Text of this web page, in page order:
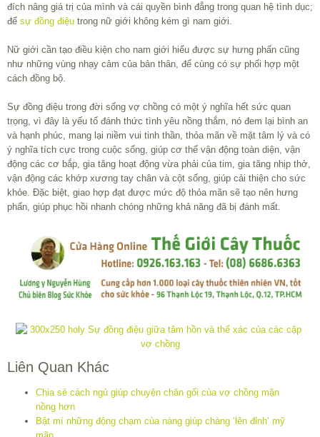
đích nâng giá trị của mình và cái quyền bình đẳng trong quan hệ tình dục;
để sự đồng điệu trong nữ giới không kém gì nam giới.
Nữ giới cần tạo điều kiện cho nam giới hiểu được sự hưng phấn cũng
như những vùng nhạy cảm của bản thân, để cùng có sự phối hợp một
cách đồng bộ.
Sự đồng điệu trong đời sống vợ chồng có một ý nghĩa hết sức quan
trọng, vì đây là yếu tố đánh thức tình yêu nồng thắm, nó đem lại bình an
và hạnh phúc, mang lại niềm vui tinh thần, thỏa mãn về mặt tâm lý và có
ý nghĩa tích cực trong cuộc sống, giúp cơ thể vận động toàn diện, vận
động các cơ bắp, gia tăng hoạt động vừa phải của tim, gia tăng nhịp thở,
vận động các khớp xương tay chân và cột sống, giúp cải thiện cho sức
khỏe. Đặc biệt, giao hợp đạt được mức độ thỏa mãn sẽ tạo nên hưng
phấn, giúp phục hồi nhanh chóng những khả năng đã bị đánh mất.
Liên Quan Khác
Chia sẻ cách ngủ giúp chuyện chăn gối của vợ chồng mặn
nồng hơn
Bật mí những động chạm của nàng giúp chàng ‘lên đỉnh’ mỹ